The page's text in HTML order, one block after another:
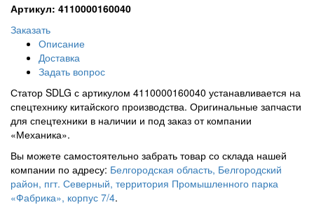
Артикул: 4110000160040
Заказать
Описание
Доставка
Задать вопрос
Статор SDLG с артикулом 4110000160040 устанавливается на
спецтехнику китайского производства. Оригинальные запчасти
для спецтехники в наличии и под заказ от компании
«Механика».
Вы можете самостоятельно забрать товар со склада нашей
компании по адресу: Белгородская область, Белгородский
район, пгт. Северный, территория Промышленного парка
«Фабрика», корпус 7/4.